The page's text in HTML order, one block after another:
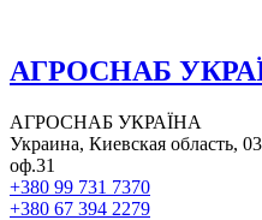
АГРОСНАБ
АГРОСНАБ УКРАЇНА
Украина, Киевская область,
оф.31
+380 99 731 7370
+380 67 394 2279